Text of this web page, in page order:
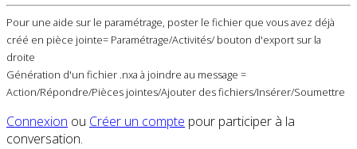
Pour une aide sur le paramétrage, poster le fichier que vous avez déjà
créé en pièce jointe= Paramétrage/Activités/ bouton d'export sur la
droite
Génération d'un fichier .nxa à joindre au message =
Action/Répondre/Pièces jointes/Ajouter des fichiers/Insérer/Soumettre
Connexion ou Créer un compte pour participer à la
conversation.